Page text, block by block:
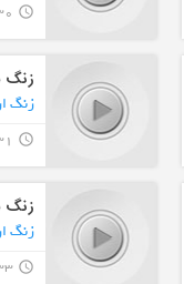
query_builder
زنگ
زنگ
query_builder
زنگ
زنگ
query_builder